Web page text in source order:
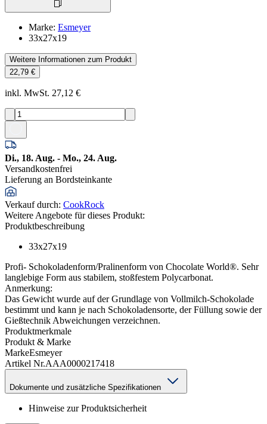
Marke: Esmeyer
33x27x19
Weitere Informationen zum Produkt
22,79 €
inkl. MwSt. 27,12 €
Di., 18. Aug. - Mo., 24. Aug.
Versandkostenfrei
Lieferung an Bordsteinkante
Verkauf durch: CookRock
Weitere Angebote für dieses Produkt:
Produktbeschreibung
33x27x19
Profi- Schokoladenform/Pralinenform von Chocolate World®. Sehr
langlebige Form aus stabilem, stoßfestem Polycarbonat.
Anmerkung:
Das Gewicht wurde auf der Grundlage von Vollmilch-Schokolade
bestimmt und kann je nach Schokoladensorte, der Füllung sowie der
Gießtechnik Abweichungen verzeichnen.
Produktmerkmale
Produkt & Marke
MarkeEsmeyer
Artikel Nr.AAA0000217418
Dokumente und zusätzliche Spezifikationen
Hinweise zur Produktsicherheit